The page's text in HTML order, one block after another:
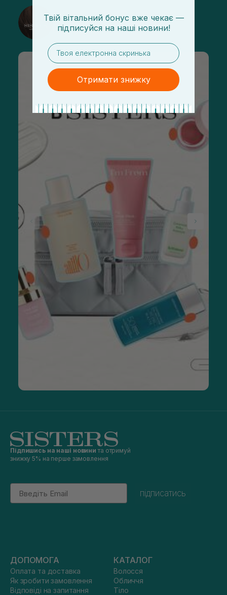
@sisters_stelmakh в Instagram
Підписатися
Підпишись на наші новини та отримуй
знижку 5% на перше замовлення
Email
підписатись
ДОПОМОГА
Оплата та доставка
Як зробити замовлення
Відповіді на запитання
КАТАЛОГ
Волосся
Обличчя
Тіло
Твій вітальний бонус вже чекає —
підписуйся на наші новини!
email
Отримати знижку